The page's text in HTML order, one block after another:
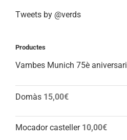
Tweets by @verds
Productes
Vambes Munich 75è aniversari
Domàs 15,00€
Mocador casteller 10,00€